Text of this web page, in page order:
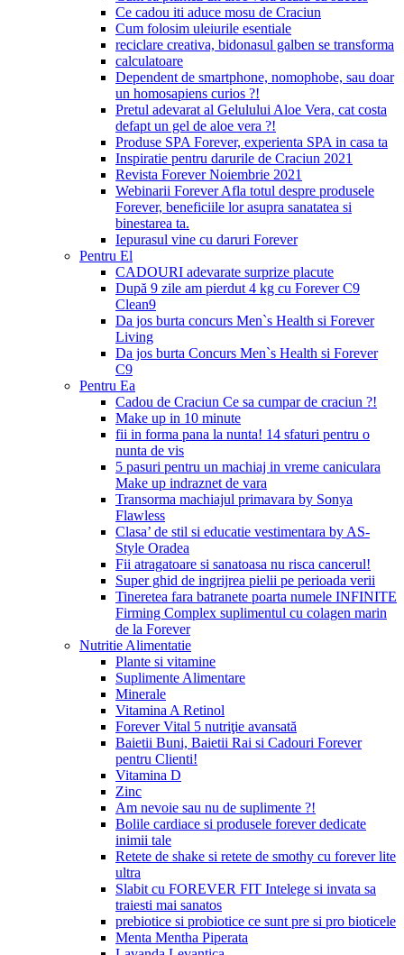
Ce cadou iti aduce mosu de Craciun
Cum folosim uleiurile esentiale
reciclare creativa, bidonasul galben se transforma
calculatoare
Dependent de smartphone, nomophobe, sau doar
un homosapiens curios ?!
Pretul adevarat al Gelulului Aloe Vera, cat costa
defapt un gel de aloe vera ?!
Produse SPA Forever, experienta SPA in casa ta
Inspiratie pentru darurile de Craciun 2021
Revista Forever Noiembrie 2021
Webinarii Forever Afla totul despre produsele
Forever, beneficiile lor asupra sanatatea si
binestarea ta.
Iepurasul vine cu daruri Forever
Pentru El
CADOURI adevarate surprize placute
După 9 zile am pierdut 4 kg cu Forever C9
Clean9
Da jos burta concurs Men`s Health si Forever
Living
Da jos burta Concurs Men`s Health si Forever
C9
Pentru Ea
Cadou de Craciun Ce sa cumpar de craciun ?!
Make up in 10 minute
fii in forma pana la nunta! 14 sfaturi pentru o
nunta de vis
5 pasuri pentru un machiaj in vreme caniculara
Make up indraznet de vara
Transorma machiajul primavara by Sonya
Flawless
Clasa’ de stil si educatie vestimentara by AS-
Style Oradea
Fii atragatoare si sanatoasa nu risca cancerul!
Super ghid de ingrijrea pielii pe perioada verii
Tineretea fara batranete poarta numele INFINITE
Firming Complex suplimentul cu colagen marin
de la Forever
Nutritie Alimentatie
Plante si vitamine
Suplimente Alimentare
Minerale
Vitamina A Retinol
Forever Vital 5 nutriţie avansată
Baietii Buni, Baietii Rai si Cadouri Forever
pentru Clienti!
Vitamina D
Zinc
Am nevoie sau nu de suplimente ?!
Bolile cardiace si produsele forever dedicate
inimii tale
Retete de shake si retete de smothy cu forever lite
ultra
Slabit cu FOREVER FIT Intelege si invata sa
traiesti mai sanatos
prebiotice si probiotice ce sunt pre si pro bioticele
Menta Mentha Piperata